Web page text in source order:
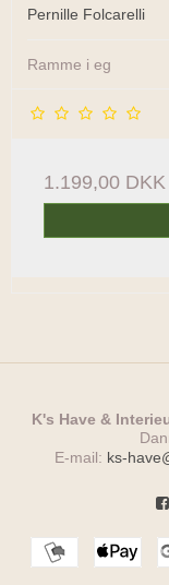
Pernille Folcarelli
Ramme i eg
1.199,00 DKK
K's Have &
E-mail: ks-